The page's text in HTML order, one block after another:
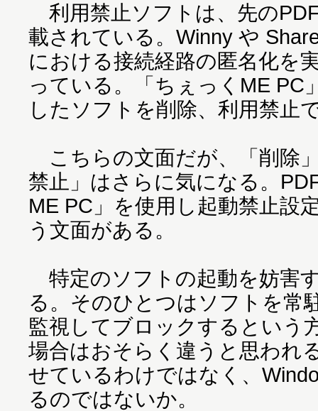
利用禁止ソフトは、先の
載されている。Winny や
における接続経路の匿名化を
っている。「ちぇっくME PC
したソフトを削除、利用禁止
こちらの文面だが、「削除
禁止」はさらに気になる。
ME PC」を使用し起動禁止設
う文面がある。
特定のソフトの起動を妨害
る。そのひとつはソフトを常
監視してブロックするという
場合はおそらく違うと思われ
せているわけではなく、
るのではないか。